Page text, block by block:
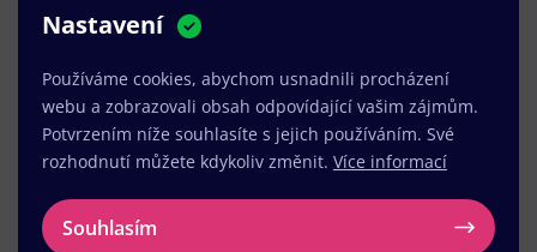
VENART s.r.o.
Nastavení
Používáme cookies, abychom usnadnili procházení
webu a zobrazovali obsah odpovídající vašim zájmům.
Potvrzením níže souhlasíte s jejich používáním. Své
rozhodnutí můžete kdykoliv změnit. Více informací
Souhlasím